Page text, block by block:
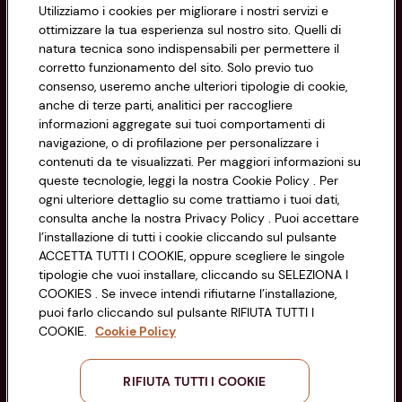
Informazioni
Privacy Policy
Cookie Policy
Impostazioni Cookie
Accessibilità
CONAD SOCIETÀ COOPERATIVA
Via Michelino, 59 | 40127 BOLOGNA
Codice Fiscale e Registro Imprese
di Bologna 00865960157
PARTITA IVA 03320960374
Servizio clienti
Seguici sui Social:
Utilizziamo i cookies per migliorare i nostri servizi e
ottimizzare la tua esperienza sul nostro sito. Quelli di
natura tecnica sono indispensabili per permettere il
corretto funzionamento del sito. Solo previo tuo
consenso, useremo anche ulteriori tipologie di cookie,
anche di terze parti, analitici per raccogliere
informazioni aggregate sui tuoi comportamenti di
navigazione, o di profilazione per personalizzare i
contenuti da te visualizzati. Per maggiori informazioni su
queste tecnologie, leggi la nostra Cookie Policy . Per
ogni ulteriore dettaglio su come trattiamo i tuoi dati,
consulta anche la nostra Privacy Policy . Puoi accettare
l’installazione di tutti i cookie cliccando sul pulsante
ACCETTA TUTTI I COOKIE, oppure scegliere le singole
tipologie che vuoi installare, cliccando su SELEZIONA I
COOKIES . Se invece intendi rifiutarne l’installazione,
puoi farlo cliccando sul pulsante RIFIUTA TUTTI I
COOKIE. Cookie Policy
RIFIUTA TUTTI I COOKIE